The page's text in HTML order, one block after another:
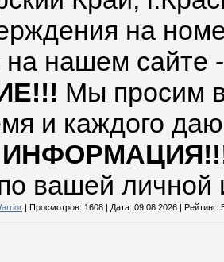
на
нашем сайте
Мы просим
и каждого
вашей личной
| Просмотров: 1608 | Дата: 09.08.2026 | Рейтинг: